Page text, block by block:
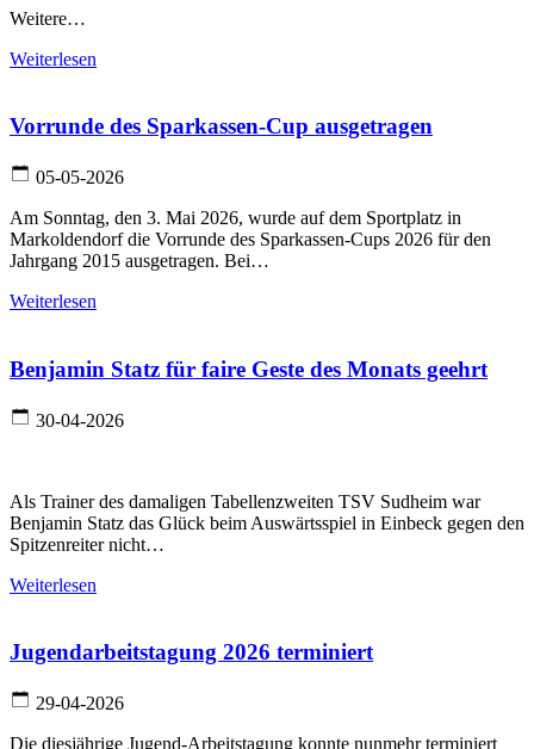
Weitere…
Weiterlesen
Vorrunde des Sparkassen-Cup ausgetragen
05-05-2026
Am Sonntag, den 3. Mai 2026, wurde auf dem Sportplatz in
Markoldendorf die Vorrunde des Sparkassen-Cups 2026 für den
Jahrgang 2015 ausgetragen. Bei…
Weiterlesen
Benjamin Statz für faire Geste des Monats geehrt
30-04-2026
Als Trainer des damaligen Tabellenzweiten TSV Sudheim war
Benjamin Statz das Glück beim Auswärtsspiel in Einbeck gegen den
Spitzenreiter nicht…
Weiterlesen
Jugendarbeitstagung 2026 terminiert
29-04-2026
Die diesjährige Jugend-Arbeitstagung konnte nunmehr terminiert